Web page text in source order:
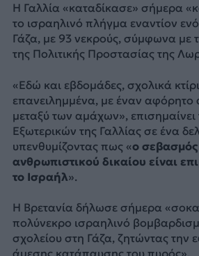
Η Γαλλία «καταδίκασε» σήμερα
το ισραηλινό πλήγμα εναντίον
Γάζα, με 93 νεκρούς, σύμφωνα με
της Πολιτικής Προστασίας της
«Εδώ και εβδομάδες, σχολικά
επανειλημμένα, με έναν αφόρητο
μεταξύ των αμάχων», επισημαίνει
Εξωτερικών της Γαλλίας σε ένα
υπενθυμίζοντας πως «ο σεβασμός
ανθρωπιστικού δικαίου είναι
το Ισραήλ».
Η Βρετανία δήλωσε σήμερα
πολύνεκρο ισραηλινό
σχολείου στη Γάζα, ζητώντας την